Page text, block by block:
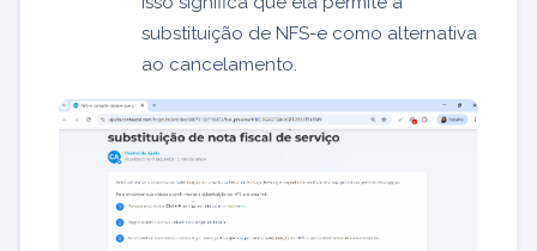
substituição de NFS-e como alternativa
ao cancelamento.